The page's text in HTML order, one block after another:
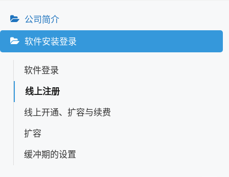
公司简介
软件安装登录
软件登录
线上注册
线上开通、扩容与续费
扩容
缓冲期的设置